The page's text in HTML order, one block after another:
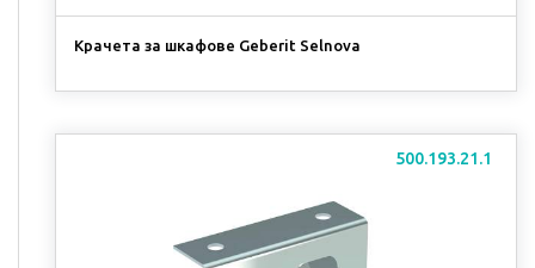
Крачета за шкафове Geberit Selnova
500.193.21.1